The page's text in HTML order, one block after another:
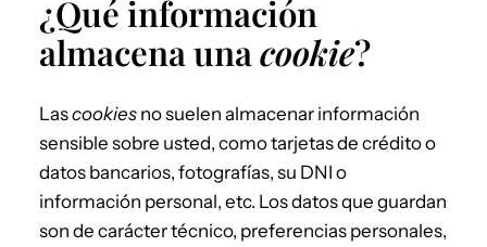
¿Qué información
almacena unacookie?
Lascookies no suelen almacenar información
sensible sobre usted, como tarjetas de crédito o
datos bancarios, fotografías, su DNI o
información personal, etc. Los datos que guardan
son de carácter técnico, preferencias personales,